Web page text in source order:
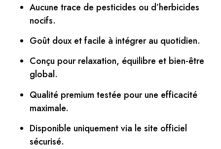
Aucune trace de pesticides ou d’herbicides
nocifs.
Goût doux et facile à intégrer au quotidien.
Conçu pour relaxation, équilibre et bien-être
global.
Qualité premium testée pour une efficacité
maximale.
Disponible uniquement via le site officiel
sécurisé.